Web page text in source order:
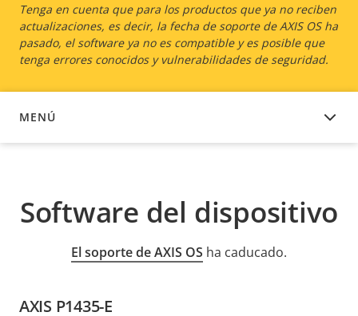
Tenga en cuenta que para los productos que ya no reciben
actualizaciones, es decir, la fecha de soporte de AXIS OS ha
pasado, el software ya no es compatible y es posible que
tenga errores conocidos y vulnerabilidades de seguridad.
MENÚ
SOFTWARE DEL DISPOSITIVO
Software del dispositivo
El soporte de AXIS OS ha caducado.
AXIS P1435-E